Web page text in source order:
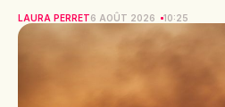
LAURA PERRET6 AOÛT 2026 10:25